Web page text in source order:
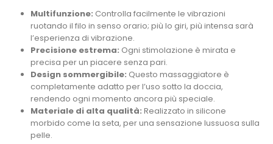
Multifunzione: Controlla facilmente le vibrazioni
ruotando il filo in senso orario; più lo giri, più intensa sarà
l’esperienza di vibrazione.
Precisione estrema: Ogni stimolazione è mirata e
precisa per un piacere senza pari.
Design sommergibile: Questo massaggiatore è
completamente adatto per l’uso sotto la doccia,
rendendo ogni momento ancora più speciale.
Materiale di alta qualità: Realizzato in silicone
morbido come la seta, per una sensazione lussuosa sulla
pelle.